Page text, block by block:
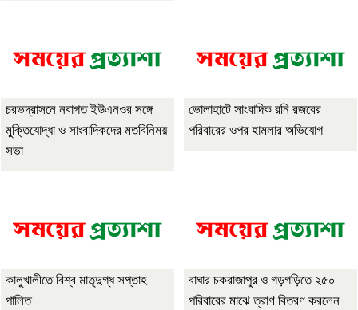
চরভদ্রাসনে নবাগত ইউএনওর সঙ্গে
মুক্তিযোদ্ধা ও সাংবাদিকদের মতবিনিময়
সভা
ভোলাহাটে সাংবাদিক রনি রজবের
পরিবারের ওপর হামলার অভিযোগ
কালুখালীতে বিশ্ব মাতৃদুগ্ধ সপ্তাহ
পালিত
বাঘার চকরাজাপুর ও গড়গড়িতে ২৫০
পরিবারের মাঝে ত্রাণ বিতরণ করলেন